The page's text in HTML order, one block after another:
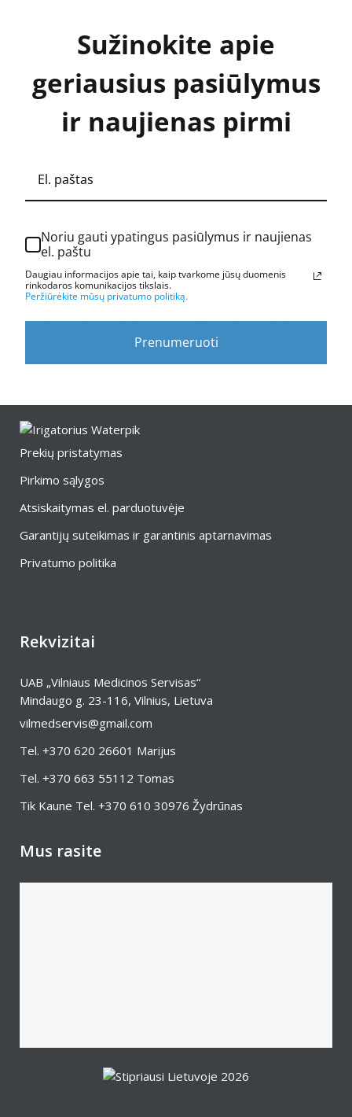
Sužinokite apie
geriausius pasiūlymus
ir naujienas pirmi
Noriu gauti ypatingus pasiūlymus ir naujienas
el. paštu
Daugiau informacijos apie tai, kaip tvarkome jūsų duomenis
rinkodaros komunikacijos tikslais.
Peržiūrėkite mūsų privatumo politiką.
Prenumeruoti
Prekių pristatymas
Pirkimo sąlygos
Atsiskaitymas el. parduotuvėje
Garantijų suteikimas ir garantinis aptarnavimas
Privatumo politika
Rekvizitai
UAB „Vilniaus Medicinos Servisas“
Mindaugo g. 23-116, Vilnius, Lietuva
vilmedservis@gmail.com
Tel. +370 620 26601 Marijus
Tel. +370 663 55112 Tomas
Tik Kaune Tel. +370 610 30976 Žydrūnas
Mus rasite